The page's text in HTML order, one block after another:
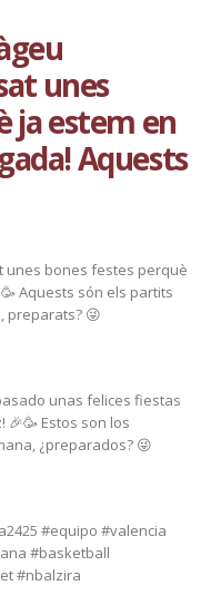
unes
ja estem en
Aquests
unes bones festes perquè
Aquests són els partits
preparats? 😜
unas felices fiestas
Estos son los
¿preparados? 😜
#equipo #valencia
#basketball
#nbalzira